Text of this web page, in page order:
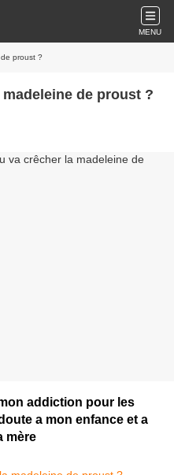
MENU
proust ?
de proust ?
addiction pour les
a mon enfance et a
mère